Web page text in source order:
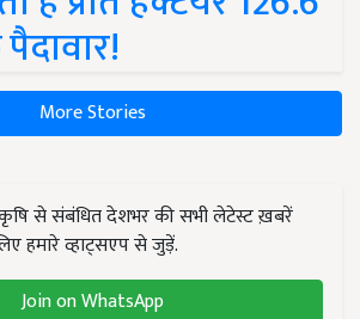
More Stories
से संबंधित देशभर की सभी लेटेस्ट ख़बरें
हमारे व्हाट्सएप से जुड़ें.
Join on WhatsApp